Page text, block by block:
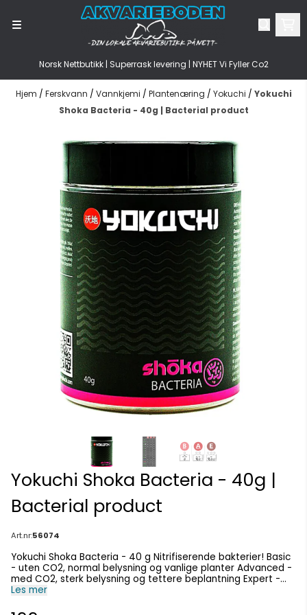
Hopp til innhold
Norsk Nettbutikk | Superrask levering | NYHET Vi Fyller Co2
Hjem / Ferskvann / Vannkjemi / Plantenæring / Yokuchi / Yokuchi
Shoka Bacteria - 40g | Bacterial product
Yokuchi Shoka Bacteria - 40g |
Bacterial product
Art.nr:56074
Yokuchi Shoka Bacteria - 40 g Nitrifiserende bakterier! Basic
- uten CO2, normal belysning og vanlige planter Advanced -
med CO2, sterk belysning og tettere beplantning Expert -
med CO2, svært sterk belysning og frodig vegetasjon
direkte hentet fra naturen. Autotrofe bakterier koloniserer
Les mer